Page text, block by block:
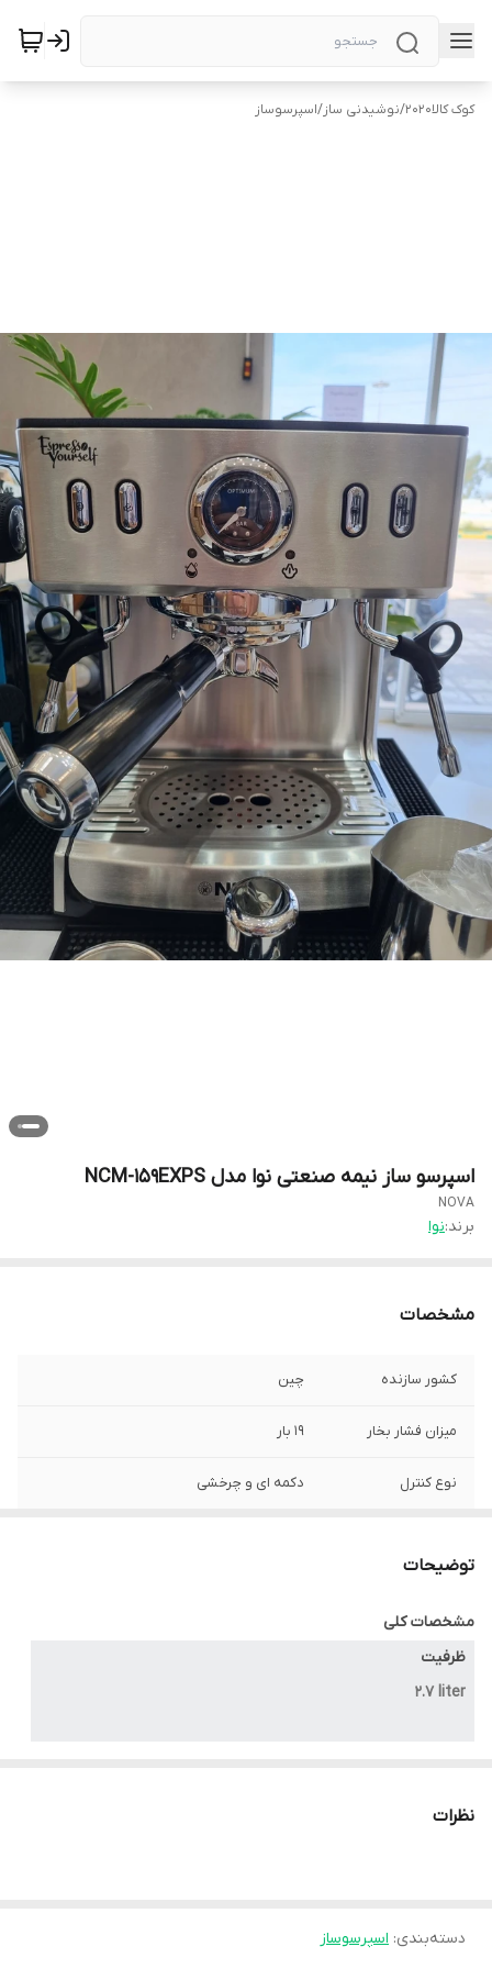
کوک کالا2020 /نوشیدنی ساز/اسپرسوساز
اسپرسو ساز نیمه صنعتی نوا مدل NCM-159EXPS
NOVA
برند:نوا
مشخصات
کشور سازنده چین
میزان فشار بخار 19 بار
نوع کنترل دکمه ای و چرخشی
توضیحات
مشخصات کلی
ظرفیت
۲.۷ liter
نظرات
دسته‌بندی: اسپرسوساز